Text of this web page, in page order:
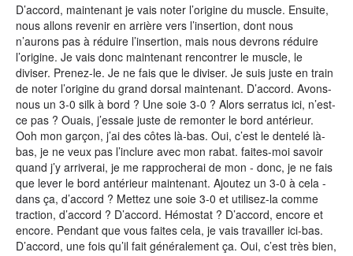
D’accord, maintenant je vais noter l’origine du muscle. Ensuite,
nous allons revenir en arrière vers l’insertion, dont nous
n’aurons pas à réduire l’insertion, mais nous devrons réduire
l’origine. Je vais donc maintenant rencontrer le muscle, le
diviser. Prenez-le. Je ne fais que le diviser. Je suis juste en train
de noter l’origine du grand dorsal maintenant. D’accord. Avons-
nous un 3-0 silk à bord ? Une soie 3-0 ? Alors serratus ici, n’est-
ce pas ? Ouais, j’essaie juste de remonter le bord antérieur.
Ooh mon garçon, j’ai des côtes là-bas. Oui, c’est le dentelé là-
bas, je ne veux pas l’inclure avec mon rabat. faites-moi savoir
quand j’y arriverai, je me rapprocherai de mon - donc, je ne fais
que lever le bord antérieur maintenant. Ajoutez un 3-0 à cela -
dans ça, d’accord ? Mettez une soie 3-0 et utilisez-la comme
traction, d’accord ? D’accord. Hémostat ? D’accord, encore et
encore. Pendant que vous faites cela, je vais travailler ici-bas.
D’accord, une fois qu’il fait généralement ça. Oui, c’est très bien,